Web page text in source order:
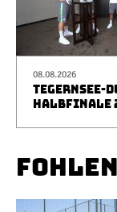
08.08.2026
TEGERNSEE-
HALBFINALE